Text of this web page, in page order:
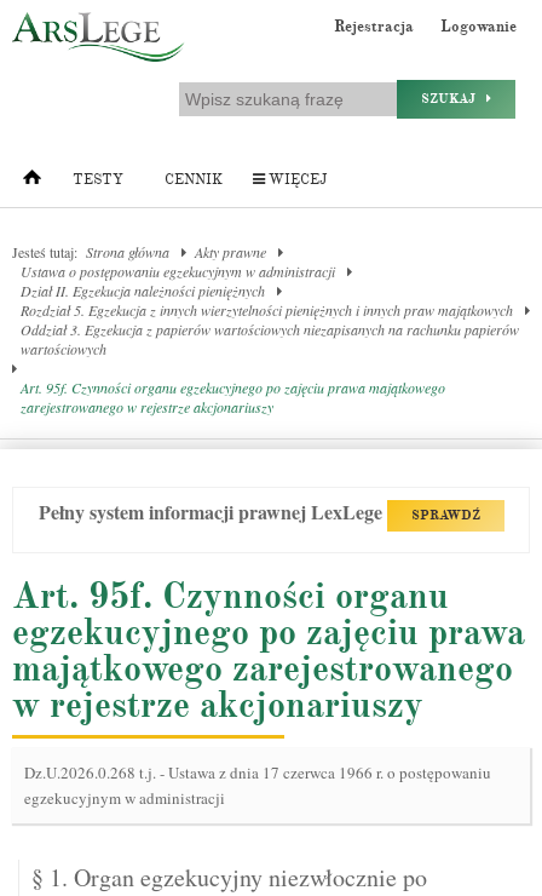
Rejestracja Logowanie
SZUKAJ
TESTY CENNIK WIĘCEJ
Jesteś tutaj: Strona główna
Akty prawne
Ustawa o postępowaniu egzekucyjnym w administracji
Dział II. Egzekucja należności pieniężnych
Rozdział 5. Egzekucja z innych wierzytelności pieniężnych i innych praw majątkowych
Oddział 3. Egzekucja z papierów wartościowych niezapisanych na rachunku papierów
wartościowych
Art. 95f. Czynności organu egzekucyjnego po zajęciu prawa majątkowego
zarejestrowanego w rejestrze akcjonariuszy
Pełny system informacji prawnej LexLege SPRAWDŹ
Art. 95f. Czynności organu
egzekucyjnego po zajęciu prawa
majątkowego zarejestrowanego
w rejestrze akcjonariuszy
Dz.U.2026.0.268 t.j.-Ustawa z dnia 17 czerwca 1966 r. o postępowaniu
egzekucyjnym w administracji
§ 1. Organ egzekucyjny niezwłocznie po